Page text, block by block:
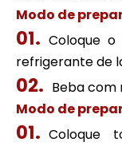
Modo de
Coloque
refrigerante de
Beba com
Modo de
Coloque